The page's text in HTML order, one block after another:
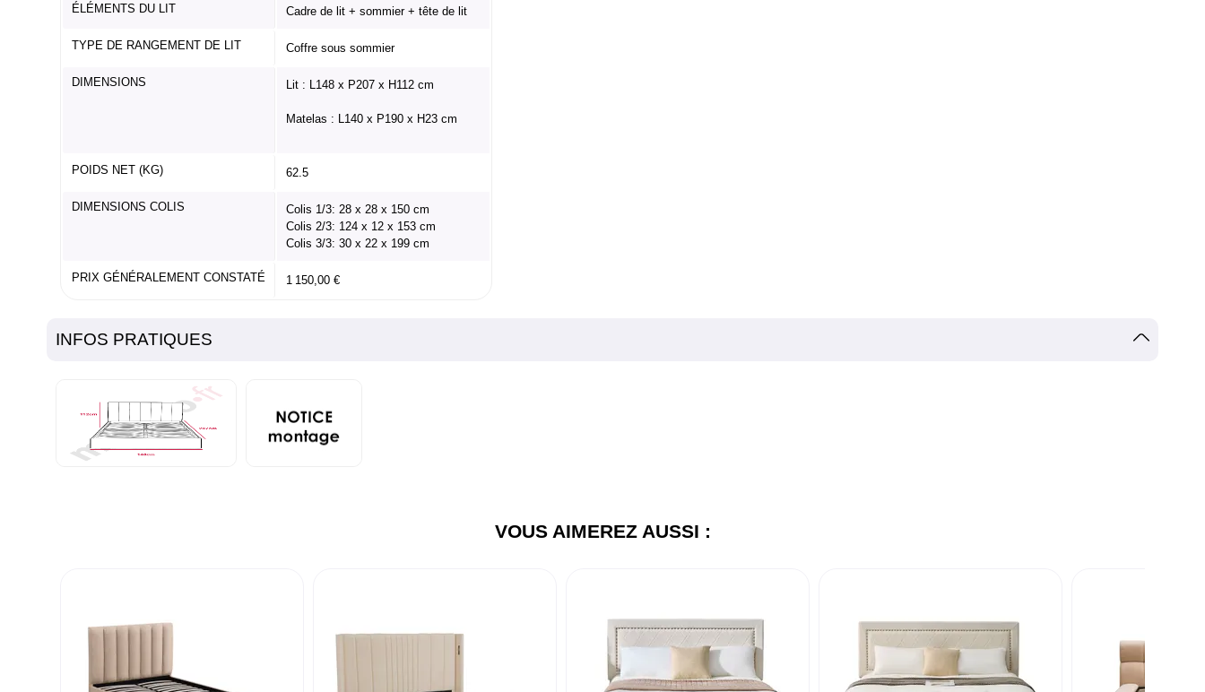
ÉLÉMENTS DU LIT Cadre de lit + sommier + tête de lit
TYPE DE RANGEMENT DE LIT Coffre sous sommier
DIMENSIONS Lit : L148 x P207 x H112 cm
Matelas : L140 x P190 x H23 cm
POIDS NET (KG) 62.5
DIMENSIONS COLIS
Colis 1/3: 28 x 28 x 150 cm
Colis 2/3: 124 x 12 x 153 cm
Colis 3/3: 30 x 22 x 199 cm
PRIX GÉNÉRALEMENT CONSTATÉ 1 150,00 €
INFOS PRATIQUES
VOUS AIMEREZ AUSSI :